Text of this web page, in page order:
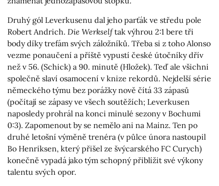
Druhý gól Leverkusenu dal jeho parťák ve středu pole
Robert Andrich. Die Werkselftak výhrou 2:1 bere tři
body díky trefám svých záložníků. Třeba si z toho Alonso
vezme ponaučení a příště vypustí české útočníky dřív
než v 56. (Schick) a 90. minutě (Hložek). Teď ale všichni
společně slaví osamocení v knize rekordů. Nejdelší série
německého týmu bez porážky nově čítá 33 zápasů
(počítají se zápasy ve všech soutěžích; Leverkusen
naposledy prohrál na konci minulé sezony v Bochumi
0:3). Zapomenout by se nemělo ani na Mainz. Ten po
druhé letošní výměně trenéra (v půlce února nastoupil
Bo Henriksen, který přišel ze švýcarského FC Curych)
konečně vypadá jako tým schopný přiblížit své výkony
talentu svých opor.